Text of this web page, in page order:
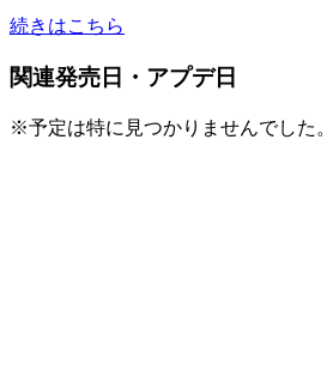
続きはこちら
関連発売日・アプデ日
※予定は特に見つかりませんでした。